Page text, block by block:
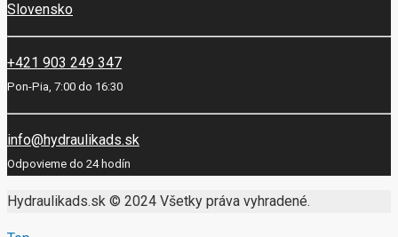
Slovensko
+421 903 249 347
Pon-Pia, 7:00 do 16:30
info@hydraulikads.sk
Odpovieme do 24 hodín
Hydraulikads.sk © 2024 Všetky práva vyhradené.